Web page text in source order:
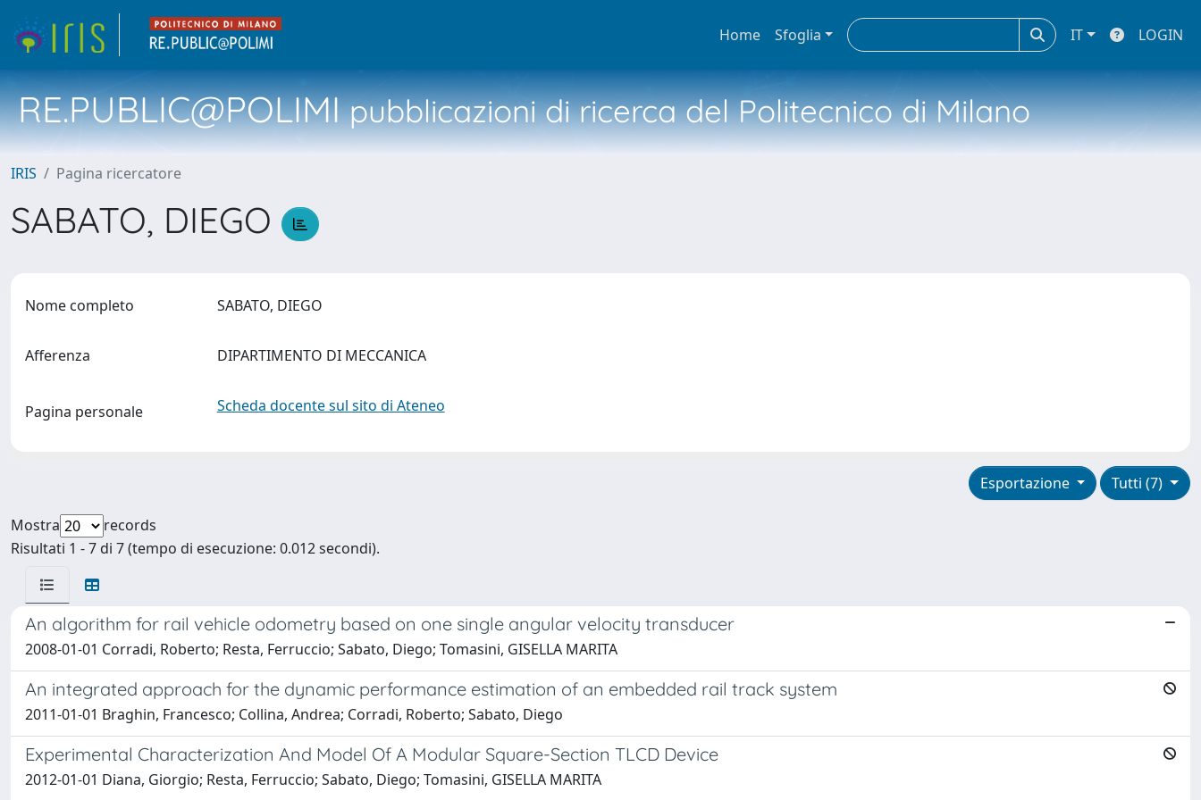
Home Sfoglia IT LOGIN
RE.PUBLIC@POLIMIpubblicazioni di ricerca del Politecnico di Milano
IRIS Pagina ricercatore
SABATO, DIEGO
Nome completo SABATO, DIEGO
Afferenza DIPARTIMENTO DI MECCANICA
Pagina personale Scheda docente sul sito di Ateneo
Tutti (7)
Esportazione
Mostra
records
Risultati 1 - 7 di 7 (tempo di esecuzione: 0.012 secondi).
An algorithm for rail vehicle odometry based on one single angular velocity transducer
2008-01-01 Corradi, Roberto; Resta, Ferruccio; Sabato, Diego; Tomasini, GISELLA MARITA
An integrated approach for the dynamic performance estimation of an embedded rail track system
2011-01-01 Braghin, Francesco; Collina, Andrea; Corradi, Roberto; Sabato, Diego
Experimental Characterization And Model Of A Modular Square-Section TLCD Device
2012-01-01 Diana, Giorgio; Resta, Ferruccio; Sabato, Diego; Tomasini, GISELLA MARITA